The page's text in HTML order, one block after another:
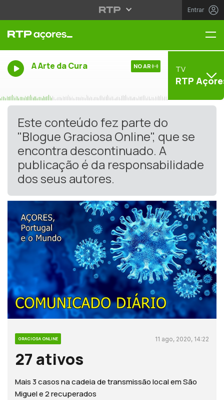
Entrar
A Arte da Cura NO AR TV
RTP
Este conteúdo fez parte do
"Blogue Graciosa Online", que se
encontra descontinuado. A
publicação é da responsabilidade
dos seus autores.
GRACIOSA ONLINE 11 ago, 2020, 14:22
27 ativos
Mais 3 casos na cadeia de transmissão local em São
Miguel e 2 recuperados